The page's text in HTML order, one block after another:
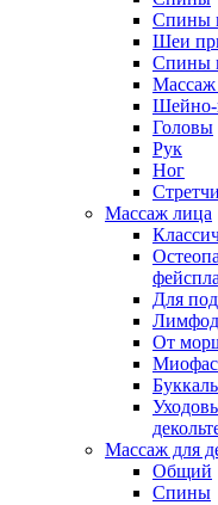
Спины
Шеи
Спины
Массаж
Шейно-
Головы
Рук
Ног
Массаж лица
Для
От
Массаж для
Общий
Спины